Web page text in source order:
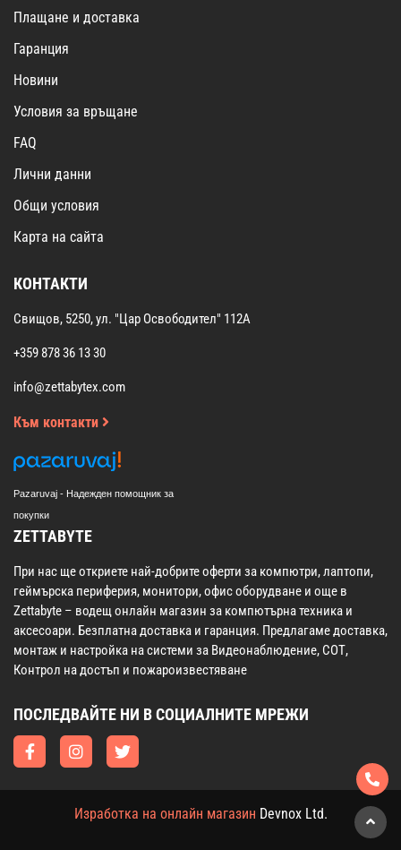
Плащане и доставка
Гаранция
Новини
Условия за връщане
FAQ
Лични данни
Общи условия
Карта на сайта
КОНТАКТИ
Свищов, 5250, ул. "Цар Освободител" 112А
+359 878 36 13 30
info@zettabytex.com
Към контакти
Pazaruvaj - Надежден помощник за
покупки
ZETTABYTE
При нас ще откриете най-добрите оферти за компютри, лаптопи,
геймърска периферия, монитори, офис оборудване и още в
Zettabyte – водещ онлайн магазин за компютърна техника и
аксесоари. Безплатна доставка и гаранция. Предлагаме доставка,
монтаж и настройка на системи за Видеонаблюдение, СОТ,
Контрол на достъп и пожароизвестяване
ПОСЛЕДВАЙТЕ НИ В СОЦИАЛНИТЕ МРЕЖИ
Изработка на онлайн магазин Devnox Ltd.